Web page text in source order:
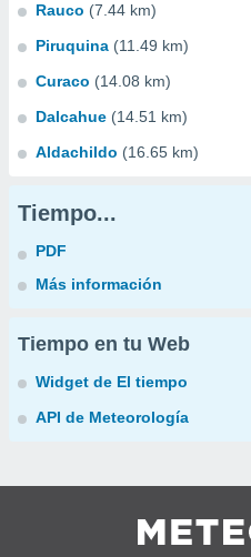
Rauco (7.44 km)
Piruquina (11.49 km)
Curaco (14.08 km)
Dalcahue (14.51 km)
Aldachildo (16.65 km)
Tiempo...
PDF
Más información
Tiempo en tu Web
Widget de El tiempo
API de Meteorología